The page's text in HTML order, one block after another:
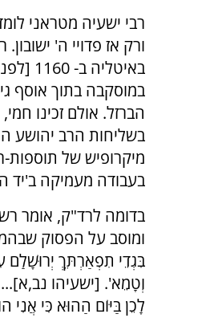
רבי ישעיה מטראני
ורק אז פדויי ה'
הברזל. אולם זכינו
בשליחות הרב יהושע
מיקרופיש של תוספות-
בעבודה מעמיקה ב'יד
בדומה לרד"ק, אומר
ומוסב על הפסוק
בִּגְדֵי תִפְאַרְתֵּךְ יְרוּשָׁלַ͏ִם
וְטָמֵא'. [ישעיהו
לָכֵן בַּיּוֹם הַהוּא כִּי אֲנִי